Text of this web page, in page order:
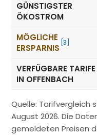
GÜNSTIGSTER
ÖKOSTROM
MÖGLICHE
ERSPARNIS
[3]
VERFÜGBARE TARIFE
IN OFFENBACH
Quelle: Tarifvergleich
August 2026. Die
gemeldeten Preisen